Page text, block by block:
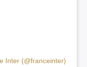
Inter (@franceinter)